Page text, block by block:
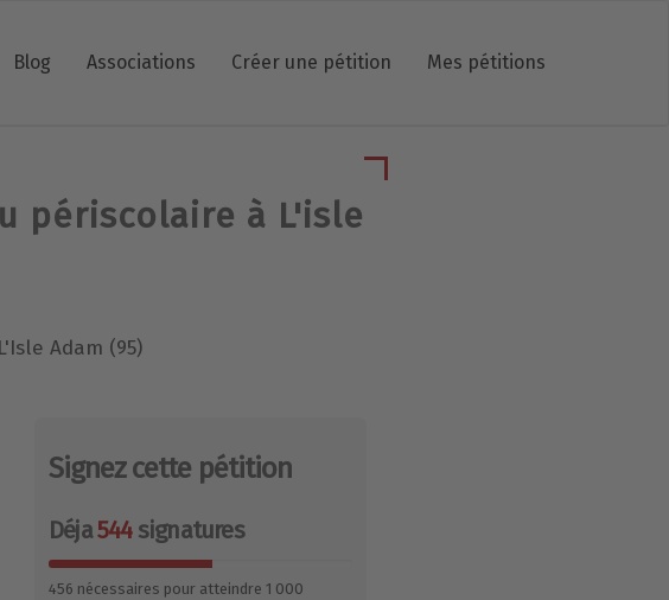
Blog Associations Créer une pétition Mes pétitions
périscolaire à L'isle
Adam (95)
Signez cette pétition
Déja544signatures
456 nécessaires pour atteindre 1 000